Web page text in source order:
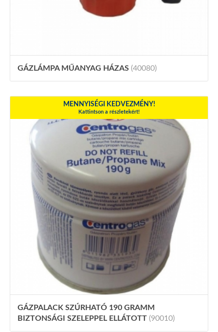
GÁZLÁMPA MŰANYAG HÁZAS (40080)
MENNYISÉGI KEDVEZMÉNY!
Kattintson a részletekért!
GÁZPALACK SZÚRHATÓ 190 GRAMM
BIZTONSÁGI SZELEPPEL ELLÁTOTT (90010)